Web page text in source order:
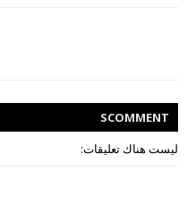
COMMENT
S
ليست هناك تعليقات: